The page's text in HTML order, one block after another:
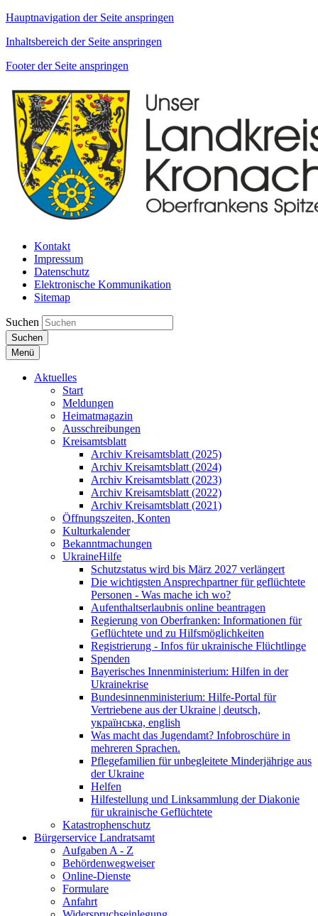
Hauptnavigation der Seite anspringen
Inhaltsbereich der Seite anspringen
Footer der Seite anspringen
Kontakt
Impressum
Datenschutz
Elektronische Kommunikation
Sitemap
Suchen
Suchen
Menü
Aktuelles
Start
Meldungen
Heimatmagazin
Ausschreibungen
Kreisamtsblatt
Archiv Kreisamtsblatt (2025)
Archiv Kreisamtsblatt (2024)
Archiv Kreisamtsblatt (2023)
Archiv Kreisamtsblatt (2022)
Archiv Kreisamtsblatt (2021)
Öffnungszeiten, Konten
Kulturkalender
Bekanntmachungen
UkraineHilfe
Schutzstatus wird bis März 2027 verlängert
Die wichtigsten Ansprechpartner für geflüchtete
Personen - Was mache ich wo?
Aufenthaltserlaubnis online beantragen
Regierung von Oberfranken: Informationen für
Geflüchtete und zu Hilfsmöglichkeiten
Registrierung - Infos für ukrainische Flüchtlinge
Spenden
Bayerisches Innenministerium: Hilfen in der
Ukrainekrise
Bundesinnenministerium: Hilfe-Portal für
Vertriebene aus der Ukraine | deutsch,
українська, english
Was macht das Jugendamt? Infobroschüre in
mehreren Sprachen.
Pflegefamilien für unbegleitete Minderjährige aus
der Ukraine
Helfen
Hilfestellung und Linksammlung der Diakonie
für ukrainische Geflüchtete
Katastrophenschutz
Bürgerservice Landratsamt
Aufgaben A - Z
Behördenwegweiser
Online-Dienste
Formulare
Anfahrt